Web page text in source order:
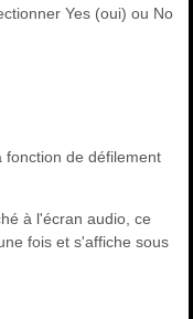
Yes (oui) ou No
fonction de défilement
à l'écran audio, ce
fois et s'affiche sous